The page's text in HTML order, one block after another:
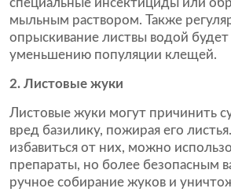
специальные инсектициды или
мыльным раствором. Также
опрыскивание листвы водой будет
уменьшению популяции клещей.
2. Листовые жуки
Листовые жуки могут причинить
вред базилику, пожирая его
избавиться от них, можно
препараты, но более безопасным
ручное собирание жуков и